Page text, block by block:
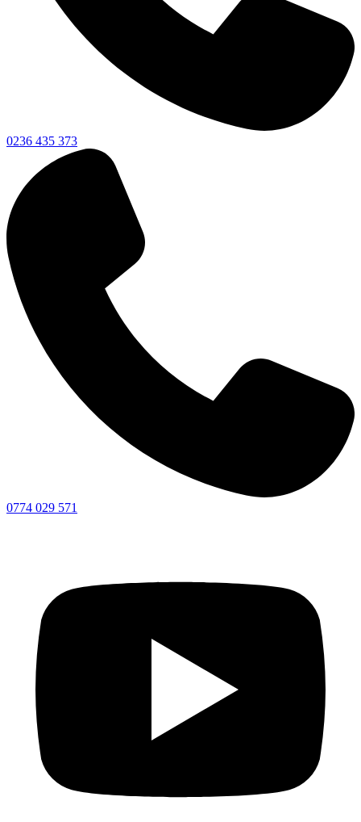
0236 435 373
0774 029 571